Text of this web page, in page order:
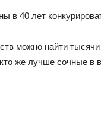
в 40 лет
можно найти
же лучше сочные